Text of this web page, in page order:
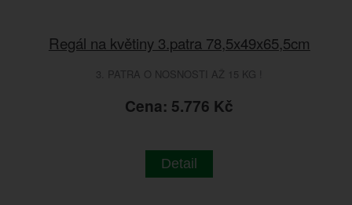
Regál na květiny 3.patra 78,5x49x65,5cm
3. PATRA O NOSNOSTI AŽ 15 KG !
Cena: 5.776 Kč
Detail